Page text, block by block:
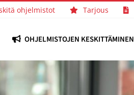
ohjelmistot Tarjous
OHJELMISTOJEN KESKITTÄMINEN